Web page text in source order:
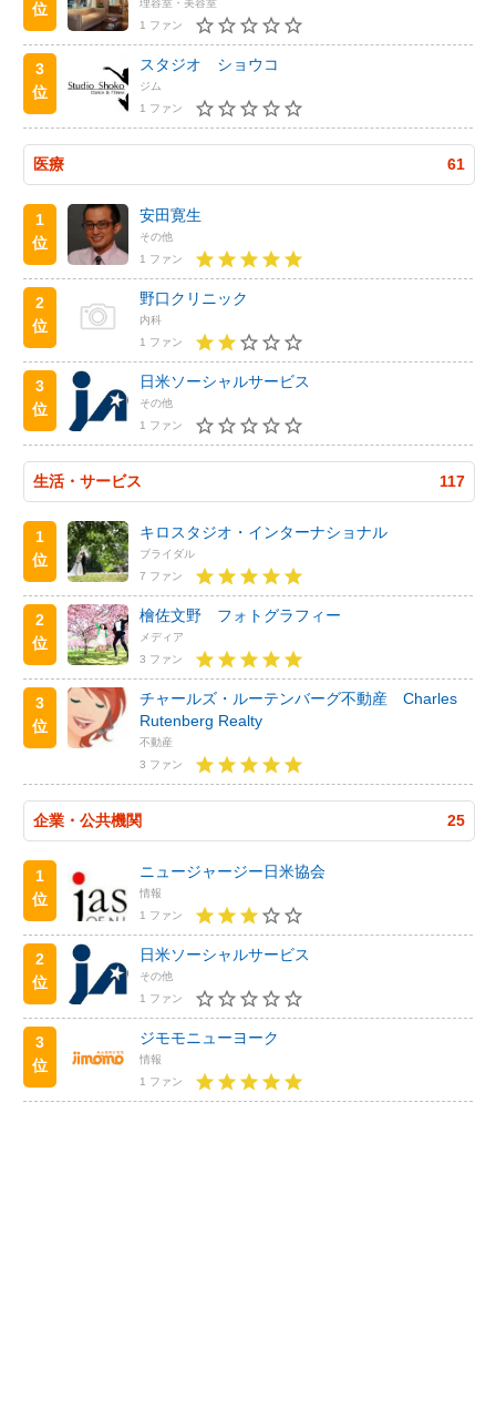
位
1 ファン
3
位
スタジオ ショウコ
ジム
1 ファン
医療 61
1
位
安田寛生
その他
1 ファン
2
位
野口クリニック
内科
1 ファン
3
位
日米ソーシャルサービス
その他
1 ファン
生活・サービス 117
1
位
キロスタジオ・インターナショナル
ブライダル
7 ファン
2
位
檜佐文野 フォトグラフィー
メディア
3 ファン
3
位
チャールズ・ルーテンバーグ不動産 Charles
Rutenberg Realty
不動産
3 ファン
企業・公共機関 25
1
位
ニュージャージー日米協会
情報
1 ファン
2
位
日米ソーシャルサービス
その他
1 ファン
3
位
ジモモニューヨーク
情報
1 ファン